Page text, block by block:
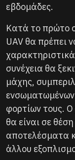
εβδομάδες.
Κατά το πρώτο
UAV θα πρέπει
συνέχεια θα
μάχης,
φορτίων τους. Ο
θα είναι σε
αποτελέσματα
άλλου